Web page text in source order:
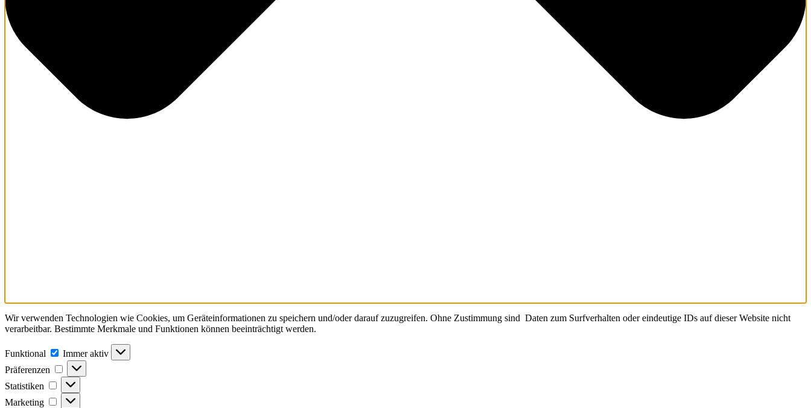
Wir verwenden Technologien wie Cookies, um Geräteinformationen zu speichern und/oder darauf zuzugreifen. Ohne Zustimmung sind Daten zum Surfverhalten oder eindeutige IDs auf dieser Website nicht
verarbeitbar. Bestimmte Merkmale und Funktionen können beeinträchtigt werden.
Funktional Funktional
Immer aktiv
Präferenzen
Präferenzen
Statistiken Statistiken
Marketing Marketing